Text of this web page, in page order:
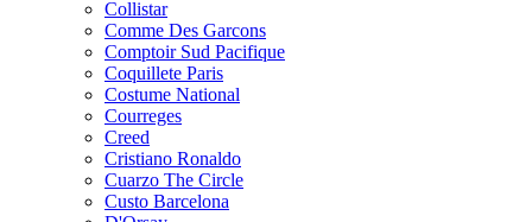
Collistar
Comme Des Garcons
Comptoir Sud Pacifique
Coquillete Paris
Costume National
Courreges
Creed
Cristiano Ronaldo
Cuarzo The Circle
Custo Barcelona